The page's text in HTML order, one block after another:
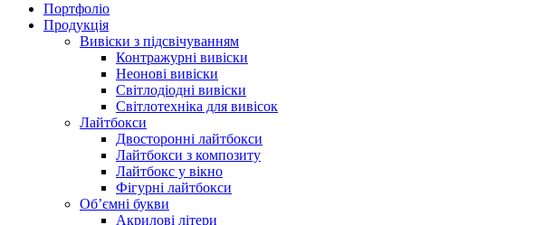
Портфоліо
Продукція
Вивіски з підсвічуванням
Контражурні вивіски
Неонові вивіски
Світлодіодні вивіски
Світлотехніка для вивісок
Лайтбокси
Двосторонні лайтбокси
Лайтбокси з композиту
Лайтбокс у вікно
Фігурні лайтбокси
Об’ємні букви
Акрилові літери